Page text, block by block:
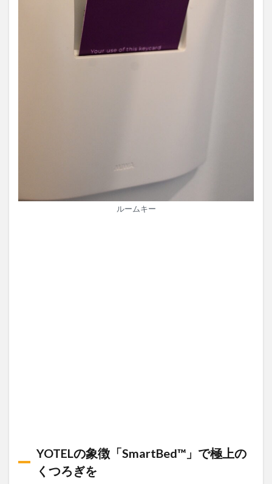
ルームキー
YOTELの象徴「SmartBed™」で極上の
くつろぎを